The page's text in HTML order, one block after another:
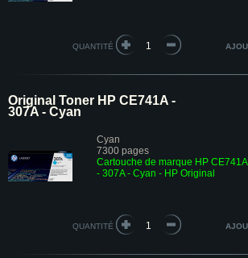
QUANTITÉ
Original Toner HP CE741A -
307A - Cyan
Cyan
7300 pages
Cartouche de marque HP CE741A
- 307A - Cyan - HP Original
QUANTITÉ